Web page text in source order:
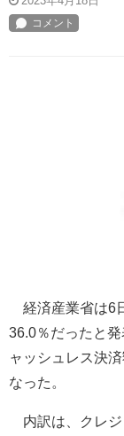
経済産業省は6
36.0％だったと
ャッシュレス決
なった。
内訳は、クレジ